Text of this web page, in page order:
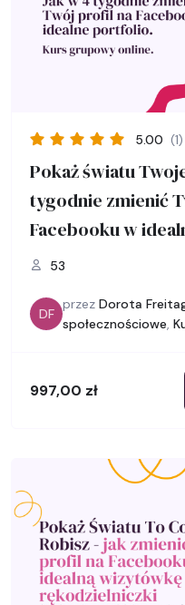
5.00 (1)
Pokaż światu
tygodnie zmienić
Facebooku w
53
DF
przez Dorota
społecznościowe,
997,00 zł